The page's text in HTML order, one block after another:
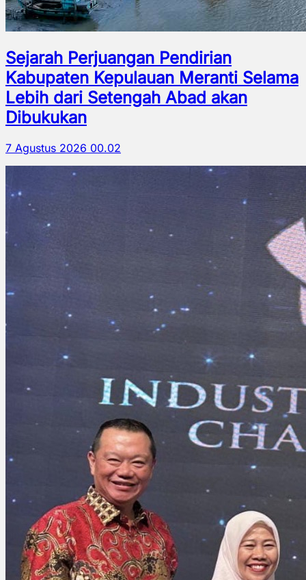
Sejarah Perjuangan Pendirian
Kabupaten Kepulauan Meranti Selama
Lebih dari Setengah Abad akan
Dibukukan
7 Agustus 2026 00.02